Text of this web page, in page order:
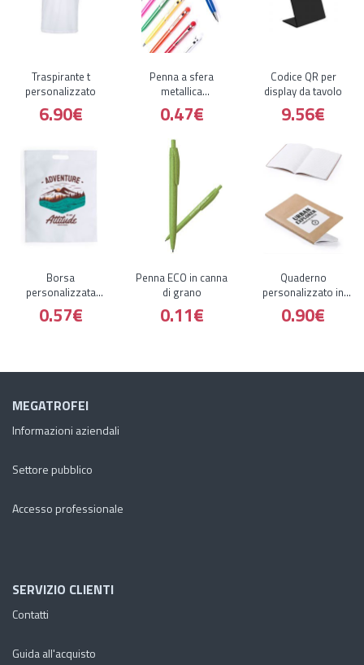
Traspirante t
personalizzato
6.90€
Penna a sfera
metallica
personalizzata
0.47€
Codice QR per
display da tavolo
9.56€
Borsa
personalizzata
senza manici
0.57€
Penna ECO in canna
di grano
0.11€
Quaderno
personalizzato in
cartone riciclato
0.90€
MEGATROFEI
Informazioni aziendali
Settore pubblico
Accesso professionale
SERVIZIO CLIENTI
Contatti
Guida all'acquisto